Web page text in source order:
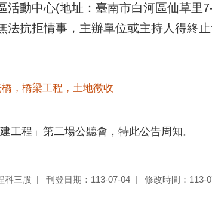
活動中心(地址：臺南市白河區仙草里
法抗拒情事，主辦單位或主持人得終
，橋梁工程，土地徵收
工程」第二場公聽會，特此公告周知。
科三股 刊登日期：113-07-04 修改時間：113-